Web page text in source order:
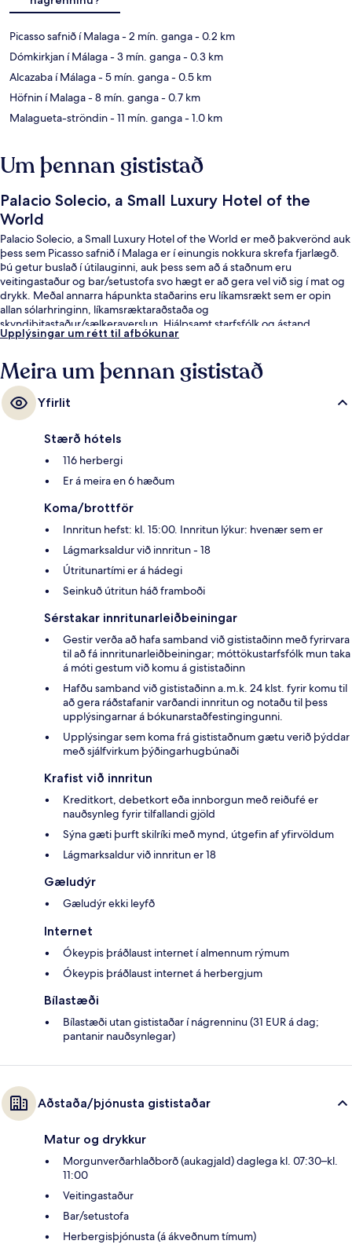
Picasso safnið í Malaga- 2 mín. ganga- 0.2 km
Dómkirkjan í Málaga- 3 mín. ganga- 0.3 km
Alcazaba í Málaga- 5 mín. ganga- 0.5 km
Höfnin í Malaga- 8 mín. ganga- 0.7 km
Malagueta-ströndin- 11 mín. ganga- 1.0 km
Um þennan gististað
Palacio Solecio, a Small Luxury Hotel of the
World
Palacio Solecio, a Small Luxury Hotel of the World er með þakverönd auk
þess sem Picasso safnið í Malaga er í einungis nokkura skrefa fjarlægð.
Þú getur buslað í útilauginni, auk þess sem að á staðnum eru
veitingastaður og bar/setustofa svo hægt er að gera vel við sig í mat og
drykk. Meðal annarra hápunkta staðarins eru líkamsrækt sem er opin
allan sólarhringinn, líkamsræktaraðstaða og
skyndibitastaður/sælkeraverslun. Hjálpsamt starfsfólk og ástand
gististaðarins almennt eru meðal helstu kosta gististaðarins að mati
komast í almenningssamgöngur: La Marina lestarstöðin er í 8 mínútna
göngufjarlægð og La Malagueta lestarstöðin í 9 mínútna.
Upplýsingar um rétt til afbókunar
Meira um þennan gististað
Yfirlit
Stærð hótels
116 herbergi
Er á meira en 6 hæðum
Koma/brottför
Innritun hefst: kl. 15:00. Innritun lýkur: hvenær sem er
Lágmarksaldur við innritun - 18
Útritunartími er á hádegi
Seinkuð útritun háð framboði
Sérstakar innritunarleiðbeiningar
Gestir verða að hafa samband við gististaðinn með fyrirvara
til að fá innritunarleiðbeiningar; móttökustarfsfólk mun taka
á móti gestum við komu á gististaðinn
Hafðu samband við gististaðinn a.m.k. 24 klst. fyrir komu til
að gera ráðstafanir varðandi innritun og notaðu til þess
upplýsingarnar á bókunarstaðfestingingunni.
Upplýsingar sem koma frá gististaðnum gætu verið þýddar
með sjálfvirkum þýðingarhugbúnaði
Krafist við innritun
Kreditkort, debetkort eða innborgun með reiðufé er
nauðsynleg fyrir tilfallandi gjöld
Sýna gæti þurft skilríki með mynd, útgefin af yfirvöldum
Lágmarksaldur við innritun er 18
Gæludýr
Gæludýr ekki leyfð
Internet
Ókeypis þráðlaust internet í almennum rýmum
Ókeypis þráðlaust internet á herbergjum
Bílastæði
Bílastæði utan gististaðar í nágrenninu (31 EUR á dag;
pantanir nauðsynlegar)
Aðstaða/þjónusta gististaðar
Matur og drykkur
Morgunverðarhlaðborð (aukagjald) daglega kl. 07:30–kl.
11:00
Veitingastaður
Bar/setustofa
Herbergisþjónusta (á ákveðnum tímum)